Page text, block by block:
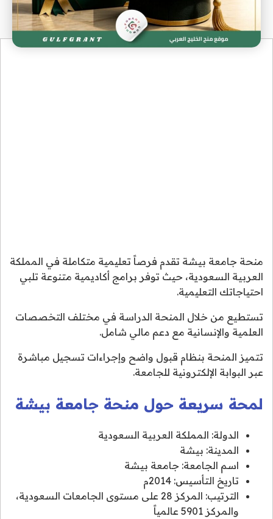
منحة جامعة بيشة تقدم فرصاً تعليمية متكاملة في المملكة
العربية السعودية، حيث توفر برامج أكاديمية متنوعة تلبي
احتياجاتك التعليمية.
تستطيع من خلال المنحة الدراسة في مختلف التخصصات
العلمية والإنسانية مع دعم مالي شامل.
تتميز المنحة بنظام قبول واضح وإجراءات تسجيل مباشرة
عبر البوابة الإلكترونية للجامعة.
لمحة سريعة حول منحة جامعة بيشة
الدولة: المملكة العربية السعودية
المدينة: بيشة
اسم الجامعة: جامعة بيشة
تاريخ التأسيس: 2014م
الترتيب: المركز 28 على مستوى الجامعات السعودية،
والمركز 5901 عالمياً